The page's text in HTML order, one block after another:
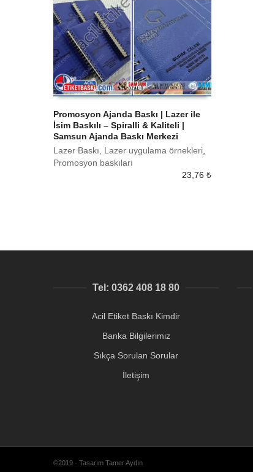
SEPETE EKLE
Promosyon Ajanda Baskı | Lazer ile
İsim Baskılı – Spiralli & Kaliteli |
Samsun Ajanda Baskı Merkezi
Lazer Baskı, Lazer uygulama örnekleri,
Promosyon baskıları
23,76 ₺
Tel: 0362 408 18 80
Acil Etiket Baskı Kimdir
Banka Bilgilerimiz
Sıkça Sorulan Sorular
İletişim
©2019 · Tasarım Tamer Aydın